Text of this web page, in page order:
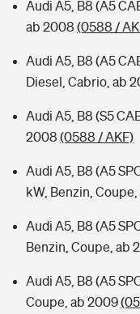
Audi A5, B8 (A5
ab 2008 (0588 /
Audi A5, B8 (A5
Diesel, Cabrio, ab
Audi A5, B8 (S5
2008 (0588 / AKF)
Audi A5, B8 (A5
kW, Benzin,
Audi A5, B8 (A5
Benzin, Coupe, ab
Audi A5, B8 (A5
Coupe, ab 2009